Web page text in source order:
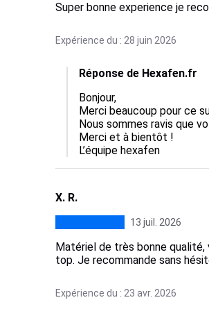
Super bonne experience je
Expérience du : 28 juin 2026
Réponse de Hexafen.fr
Bonjour,
Merci beaucoup pour ce
Nous sommes ravis que
Merci et à bientôt !
L’équipe hexafen
X. R.
13 juil. 2026
Matériel de très bonne
top. Je recommande sans
Expérience du : 23 avr. 2026